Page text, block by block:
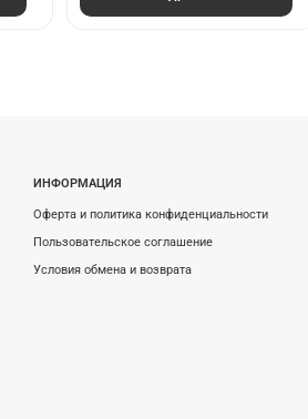
ИНФОРМАЦИЯ
Оферта и политика конфиденциальности
Пользовательское соглашение
Условия обмена и возврата